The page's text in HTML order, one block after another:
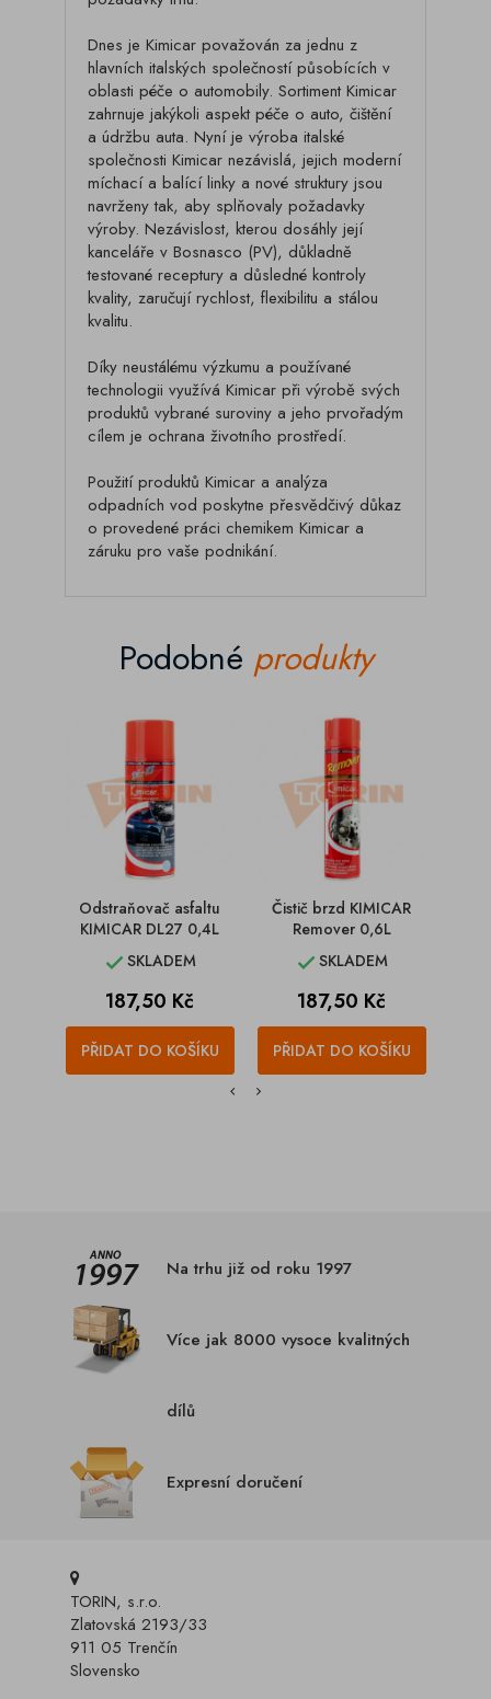
Dnes je Kimicar považován za jednu z
hlavních italských společností působících v
oblasti péče o automobily. Sortiment Kimicar
zahrnuje jakýkoli aspekt péče o auto, čištění
a údržbu auta. Nyní je výroba italské
společnosti Kimicar nezávislá, jejich moderní
míchací a balící linky a nové struktury jsou
navrženy tak, aby splňovaly požadavky
výroby. Nezávislost, kterou dosáhly její
kanceláře v Bosnasco (PV), důkladně
testované receptury a důsledné kontroly
kvality, zaručují rychlost, flexibilitu a stálou
kvalitu.
Díky neustálému výzkumu a používané
technologii využívá Kimicar při výrobě svých
produktů vybrané suroviny a jeho prvořadým
cílem je ochrana životního prostředí.
Použití produktů Kimicar a analýza
odpadních vod poskytne přesvědčivý důkaz
o provedené práci chemikem Kimicar a
záruku pro vaše podnikání.
Podobné produkty
Odstraňovač asfaltu
KIMICAR DL27 0,4L
SKLADEM
Cena
187,50 Kč
PŘIDAT DO KOŠÍKU
Čistič brzd KIMICAR
Remover 0,6L
SKLADEM
Cena
187,50 Kč
PŘIDAT DO KOŠÍKU
Na trhu již od roku 1997
Více jak 8000 vysoce kvalitných
dílů
Expresní doručení
TORIN, s.r.o.
Zlatovská 2193/33
911 05 Trenčín
Slovensko